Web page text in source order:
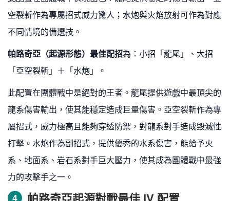
空裂斬作為專屬招式威力驚人；水炮與火焰放射可作為對應
不同情境的備選技。
帕路奇亞（起源形態）最佳配招為：小招「龍尾」、大招
「亞空裂斬」＋「水炮」。
此配置在團體戰中是絕對的王者。龍尾提供遊戲中最頂尖的
龍系傷害輸出，使其能穩定造成巨量傷害。亞空裂斬作為專
屬招式，威力極高且能夠穿透防禦，對龍系對手造成毀滅性
打擊。水炮作為副招式，提供優秀的水系傷害，能給予火
系、地面系、岩石系對手巨大壓力，使其成為團體戰中最強
力的攻擊手之一。
4